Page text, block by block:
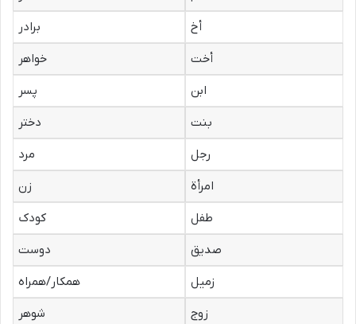
أخ
برادر
أخت
خواهر
ابن
پسر
بنت
دختر
رجل
مرد
امرأة
زن
طفل
کودک
صدیق
دوست
زميل
همکار/همراه
زوج
شوهر